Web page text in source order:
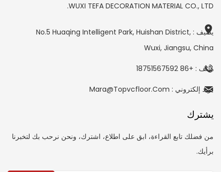
WUXI TEFA DECORATION MATERIAL CO., LTD.
يضيف : No.5 Huaqing Intelligent Park, Huishan District,
Wuxi, Jiangsu, China
هاتف : +86 18751567592
بريد إلكتروني : Mara@topvcfloor.com
يشترك
من فضلك تابع القراءة، ابق على اطلاع، اشترك، ونحن نرحب بك لتخبرنا
برأيك.